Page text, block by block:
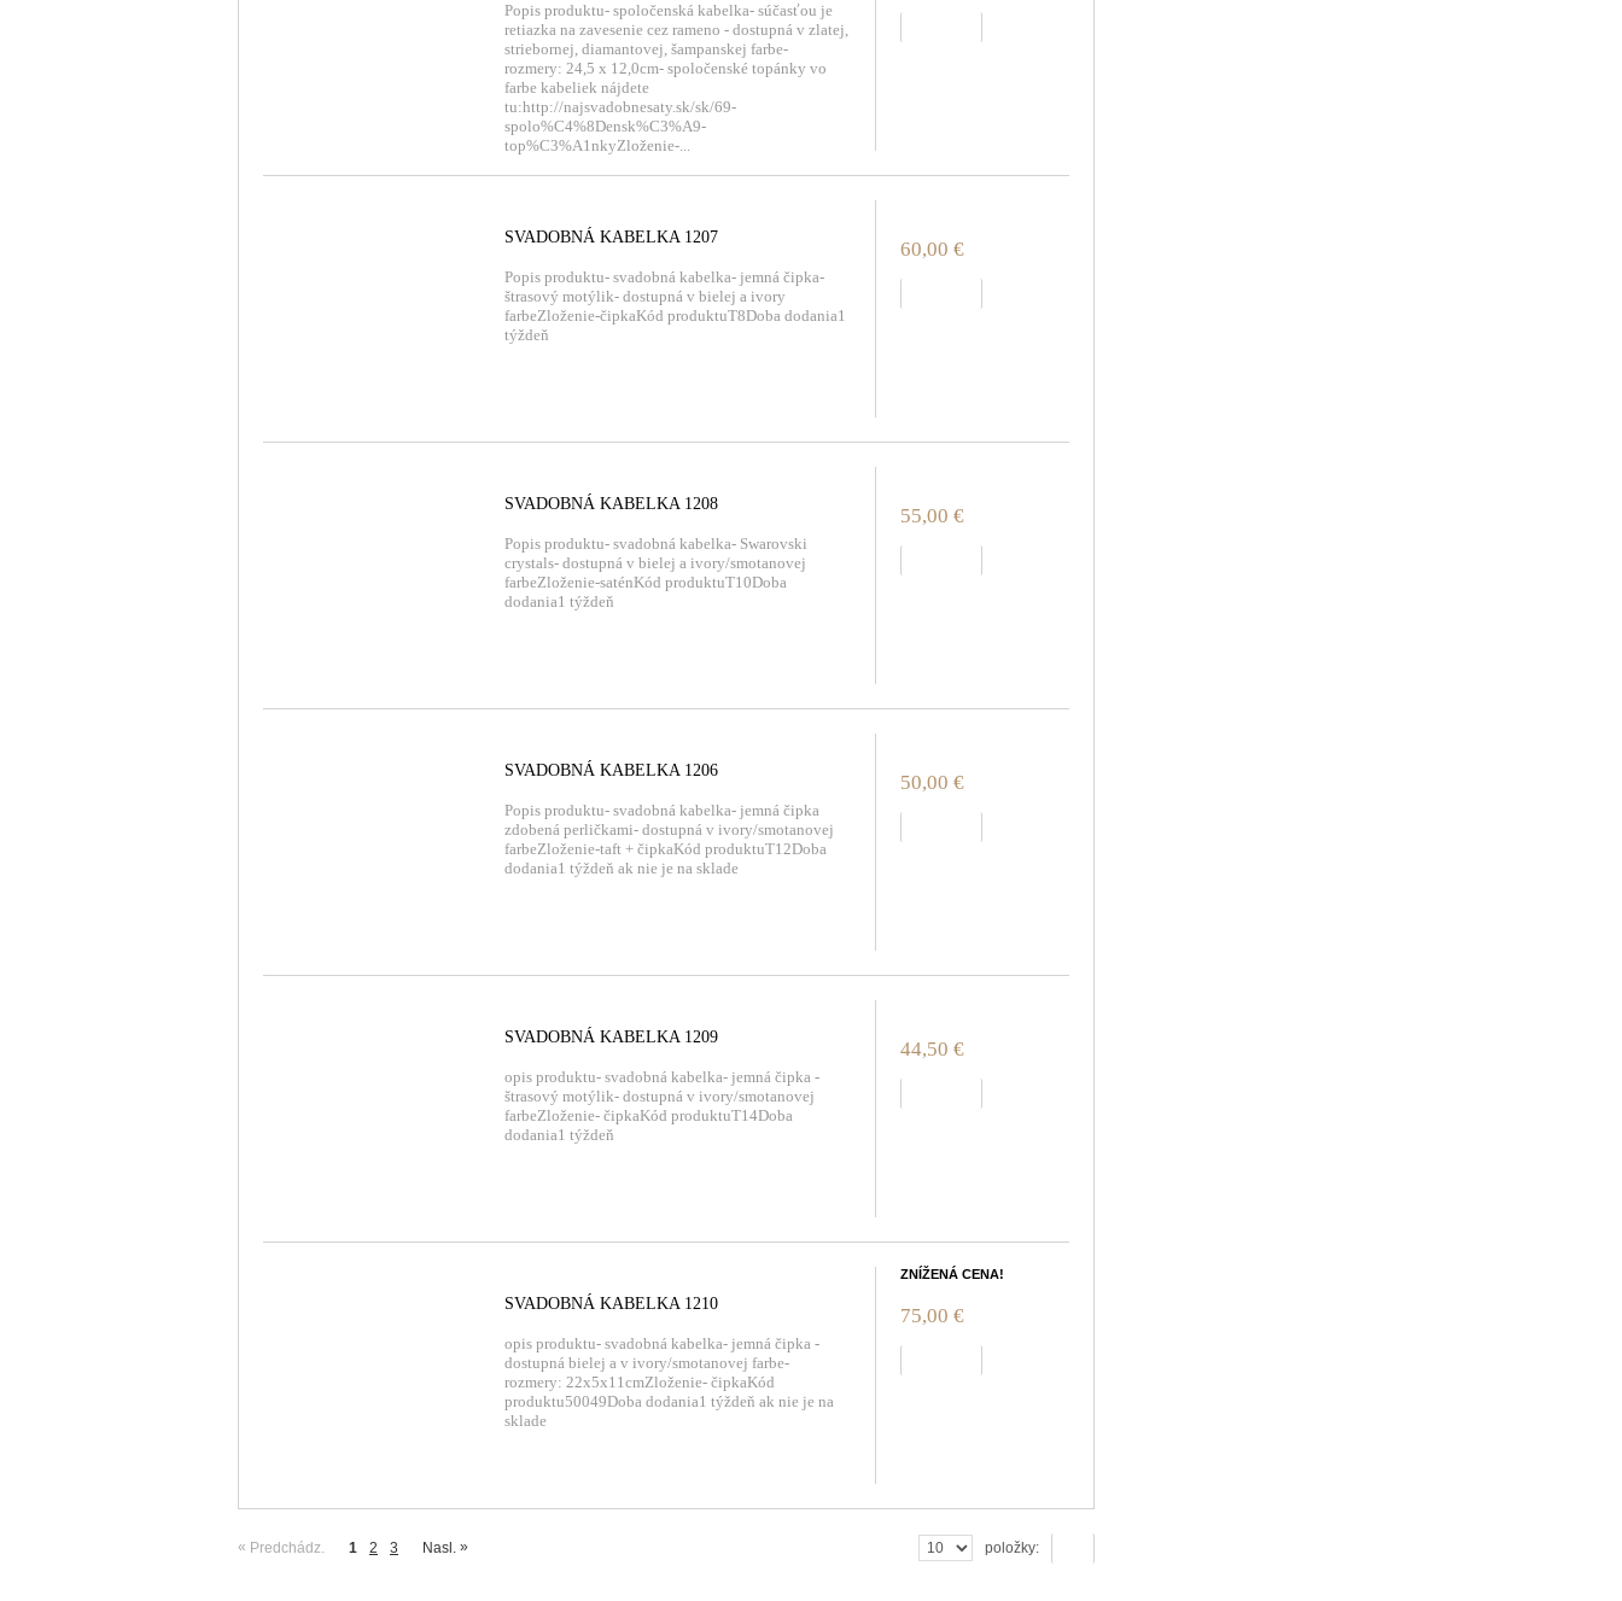
Popis produktu- spoločenská kabelka- súčasťou je
retiazka na zavesenie cez rameno - dostupná v zlatej,
striebornej, diamantovej, šampanskej farbe-
rozmery: 24,5 x 12,0cm- spoločenské topánky vo
farbe kabeliek nájdete
tu:http://najsvadobnesaty.sk/sk/69-
spolo%C4%8Densk%C3%A9-
top%C3%A1nkyZloženie-...
SVADOBNÁ KABELKA 1207
Popis produktu- svadobná kabelka- jemná čipka-
štrasový motýlik- dostupná v bielej a ivory
farbeZloženie-čipkaKód produktuT8Doba dodania1
týždeň
60,00 €
SVADOBNÁ KABELKA 1208
Popis produktu- svadobná kabelka- Swarovski
crystals- dostupná v bielej a ivory/smotanovej
farbeZloženie-saténKód produktuT10Doba
dodania1 týždeň
55,00 €
SVADOBNÁ KABELKA 1206
Popis produktu- svadobná kabelka- jemná čipka
zdobená perličkami- dostupná v ivory/smotanovej
farbeZloženie-taft + čipkaKód produktuT12Doba
dodania1 týždeň ak nie je na sklade
50,00 €
SVADOBNÁ KABELKA 1209
opis produktu- svadobná kabelka- jemná čipka -
štrasový motýlik- dostupná v ivory/smotanovej
farbeZloženie- čipkaKód produktuT14Doba
dodania1 týždeň
44,50 €
SVADOBNÁ KABELKA 1210
opis produktu- svadobná kabelka- jemná čipka -
dostupná bielej a v ivory/smotanovej farbe-
rozmery: 22x5x11cmZloženie- čipkaKód
produktu50049Doba dodania1 týždeň ak nie je na
sklade
ZNÍŽENÁ CENA!
75,00 €
« Predchádz. 1 2 3 Nasl. » položky: